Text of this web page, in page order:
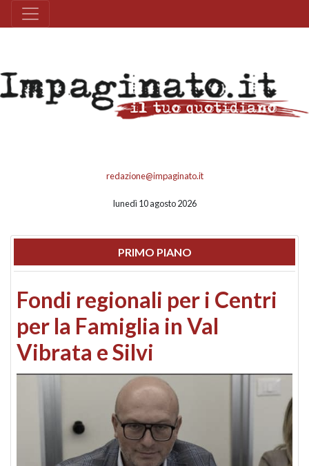
redazione@impaginato.it
lunedì 10 agosto 2026
PRIMO PIANO
Fondi regionali per i Centri
per la Famiglia in Val
Vibrata e Silvi